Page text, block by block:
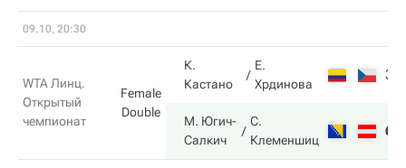
09.10, 20:30
WTA Линц.
Открытый
чемпионат
Female
Double
К.
Кастано
Е.
Хрдинова
3
М. Югич-
Салкич
С.
Клеменшиц
6